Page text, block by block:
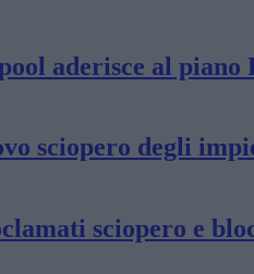
aderisce al piano
sciopero degli
sciopero e